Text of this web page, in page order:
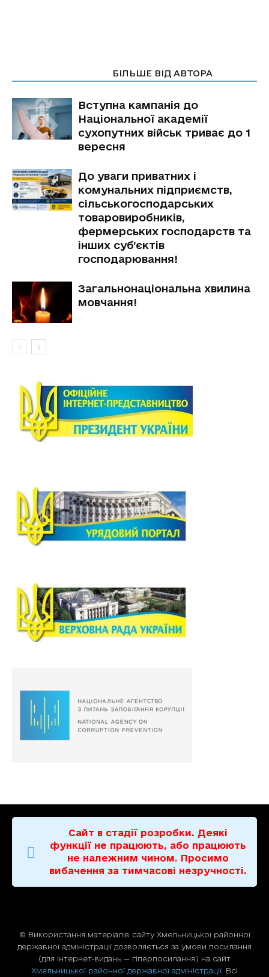
БІЛЬШЕ ВІД АВТОРА
Вступна кампанія до
Національної академії
сухопутних військ триває до 1
вересня
До уваги приватних і
комунальних підприємств,
сільськогосподарських
товаровиробників,
фермерських господарств та
інших суб’єктів
господарювання!
Загальнонаціональна хвилина
мовчання!
Сайт в стадії розробки. Деякі
функції не працюють, або працюють
не належним чином. Просимо
вибачення за тимчасові незручності.
© Використання матерiалiв сайту Хмельницької районної
державної адміністрації дозволяється за умови посилання
(для iнтернет-видань — гiперпосилання) на сайт
Хмельницької районної державної адміністрації . Всі